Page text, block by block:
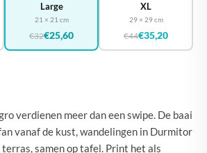
Large
21 × 21 cm
€32€25,60
XL
29 × 29 cm
€44€35,20
verdienen meer dan een swipe. De baai
vanaf de kust, wandelingen in Durmitor
samen op tafel. Print het als